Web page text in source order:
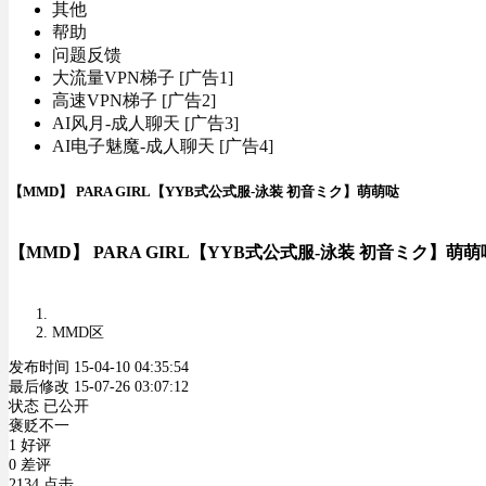
其他
帮助
问题反馈
大流量VPN梯子 [广告1]
高速VPN梯子 [广告2]
AI风月-成人聊天 [广告3]
AI电子魅魔-成人聊天 [广告4]
【MMD】 PARA GIRL【YYB式公式服-泳装 初音ミク】萌萌哒
【MMD】 PARA GIRL【YYB式公式服-泳装 初音ミク】萌萌
MMD区
发布时间 15-04-10 04:35:54
最后修改 15-07-26 03:07:12
状态 已公开
褒贬不一
1 好评
0 差评